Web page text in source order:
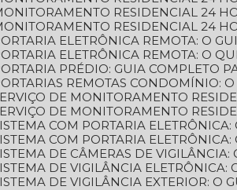
MONITORAMENTO RESIDENCIAL 24
MONITORAMENTO RESIDENCIAL 24
PORTARIA ELETRÔNICA REMOTA: O
PORTARIA ELETRÔNICA REMOTA: O
PORTARIA PRÉDIO: GUIA COMPLETO
PORTARIAS REMOTAS CONDOMÍNIO:
SERVIÇO DE MONITORAMENTO
SERVIÇO DE MONITORAMENTO
SISTEMA COM PORTARIA
SISTEMA COM PORTARIA
SISTEMA DE CÂMERAS DE
SISTEMA DE VIGILÂNCIA
SISTEMA DE VIGILÂNCIA EXTERIOR: O